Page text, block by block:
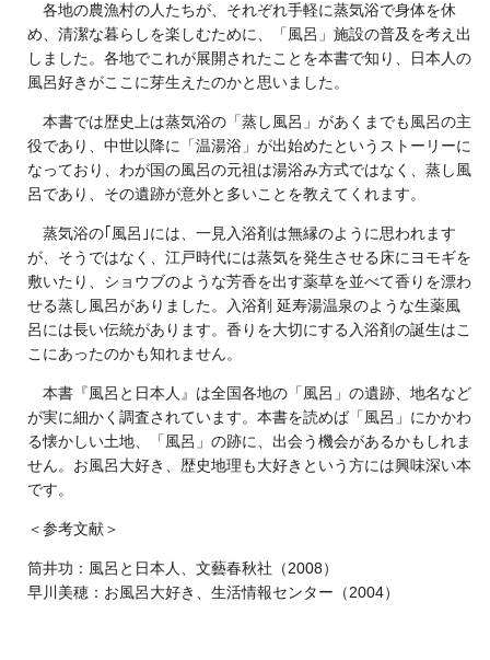
各地の農漁村の人たちが、それぞれ手軽に蒸気浴で身体を休
め、清潔な暮らしを楽しむために、「風呂」施設の普及を考え出
しました。各地でこれが展開されたことを本書で知り、日本人の
風呂好きがここに芽生えたのかと思いました。
本書では歴史上は蒸気浴の「蒸し風呂」があくまでも風呂の主
役であり、中世以降に「温湯浴」が出始めたというストーリーに
なっており、わが国の風呂の元祖は湯浴み方式ではなく、蒸し風
呂であり、その遺跡が意外と多いことを教えてくれます。
蒸気浴の｢風呂｣には、一見入浴剤は無縁のように思われます
が、そうではなく、江戸時代には蒸気を発生させる床にヨモギを
敷いたり、ショウブのような芳香を出す薬草を並べて香りを漂わ
せる蒸し風呂がありました。入浴剤 延寿湯温泉のような生薬風
呂には長い伝統があります。香りを大切にする入浴剤の誕生はこ
こにあったのかも知れません。
本書『風呂と日本人』は全国各地の「風呂」の遺跡、地名など
が実に細かく調査されています。本書を読めば「風呂」にかかわ
る懐かしい土地、「風呂」の跡に、出会う機会があるかもしれま
せん。お風呂大好き、歴史地理も大好きという方には興味深い本
です。
＜参考文献＞
筒井功：風呂と日本人、文藝春秋社（2008）
早川美穂：お風呂大好き、生活情報センター（2004）